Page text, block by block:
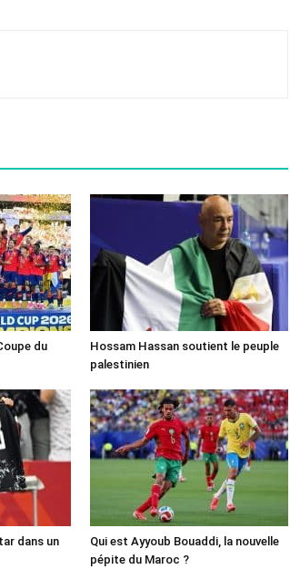
du
Hossam Hassan soutient le peuple
palestinien
dans un
Qui est Ayyoub Bouaddi, la nouvelle
pépite du Maroc ?